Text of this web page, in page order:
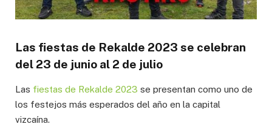
Las fiestas de Rekalde 2023 se celebran
del 23 de junio al 2 de julio
Las fiestas de Rekalde 2023 se presentan como uno de
los festejos más esperados del año en la capital
vizcaína.